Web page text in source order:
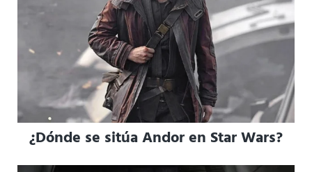
¿Dónde se sitúa Andor en Star Wars?